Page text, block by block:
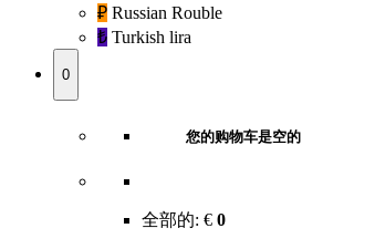
₽‎ Russian Rouble
₺‎ Turkish lira
0
您的购物车是空的
全部的: € 0